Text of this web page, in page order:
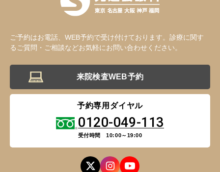
ご予約はお電話、WEB予約で受け付けております。診療に関す
るご質問・ご相談などお気軽にお問い合わせください。
来院検査WEB予約
予約専用ダイヤル
0120-049-113
受付時間 10:00～19:00